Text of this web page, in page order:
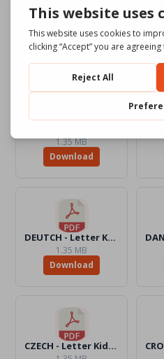
HUNGUERESE - Letter KidsAction4Peace.pdf
1.32 MB
Download
1.35 MB
Download
DEUTCH - Letter KidsAction4Peace.pdf
1.35 MB
Download
CZECH - Letter KidsAction4Peace.pdf